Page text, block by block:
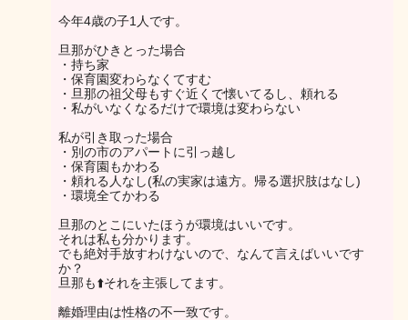
今年4歳の子1人です。
旦那がひきとった場合
・持ち家
・保育園変わらなくてすむ
・旦那の祖父母もすぐ近くで懐いてるし、頼れる
・私がいなくなるだけで環境は変わらない
私が引き取った場合
・別の市のアパートに引っ越し
・保育園もかわる
・頼れる人なし(私の実家は遠方。帰る選択肢はなし)
・環境全てかわる
旦那のとこにいたほうが環境はいいです。
それは私も分かります。
でも絶対手放すわけないので、なんて言えばいいです
か？
旦那も⬆️それを主張してます。
離婚理由は性格の不一致です。